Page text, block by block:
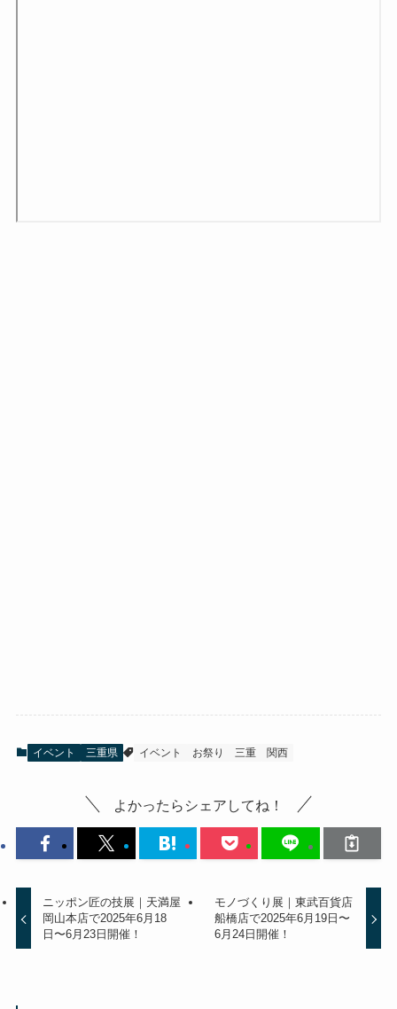
イベント 三重県 イベント お祭り 三重 関西
よかったらシェアしてね！
ニッポン匠の技展｜天満屋
岡山本店で2025年6月18
日〜6月23日開催！
モノづくり展｜東武百貨店
船橋店で2025年6月19日〜
6月24日開催！